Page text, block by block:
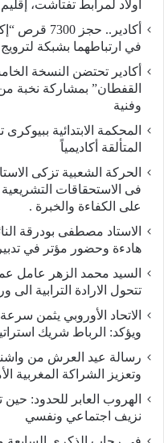
أولاد لمرابط تفتاشت،
أكادير..
في ارتباطهما بشبكة
أكادير تحتضن النسخة
القفطان” بمشاركة نخبة
وفنية
المحكمة الابتدائية
المتألقة أكاديمياً
الحركة الشعبية تزكى
فى الاستحقاقات التشريعية
على الكفاءة والخبرة .
الاستاد مصطفى بودرقة
هادءة وحضور مؤتر في
السيد محمد الزهر عامل
تتحول الارادة الترابية
الاتحاد الأوروبي يثمن
ويؤكد: الرباط شريك
رسالة عيد العرش من
وتعزيز الشراكة المغربية
​الهروب العابر للحدود:
نزيف اجتماعي ونفسي